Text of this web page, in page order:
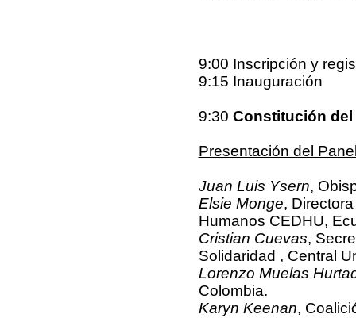
9:00 Inscripción y
9:15 Inauguración
9:30 Constitución del
Presentación del
Juan Luis Ysern,
Elsie Monge,
Humanos CEDHU,
Cristian Cuevas,
Solidaridad , Central
Lorenzo Muelas
Colombia.
Karyn Keenan,